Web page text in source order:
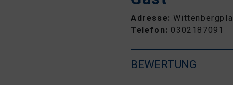
Adresse:
Telefon: 0302187091
BEWERTUNG